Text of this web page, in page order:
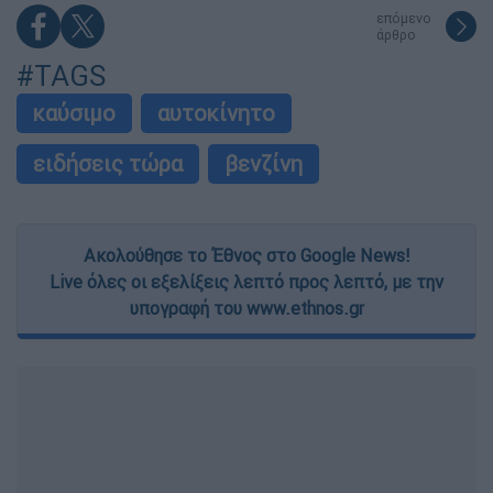
επόμενο
άρθρο
#TAGS
καύσιμο
αυτοκίνητο
ειδήσεις τώρα
βενζίνη
Ακολούθησε το Έθνος στο Google News!
Live όλες οι εξελίξεις λεπτό προς λεπτό, με την
υπογραφή του www.ethnos.gr